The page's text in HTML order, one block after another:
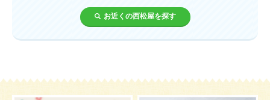
あせも 汗 エアコン
適切温度 帽子 授乳 チャイルドシート
ベビー服 小学生 家族写真 産休 お昼寝
お近くの西松屋を探す